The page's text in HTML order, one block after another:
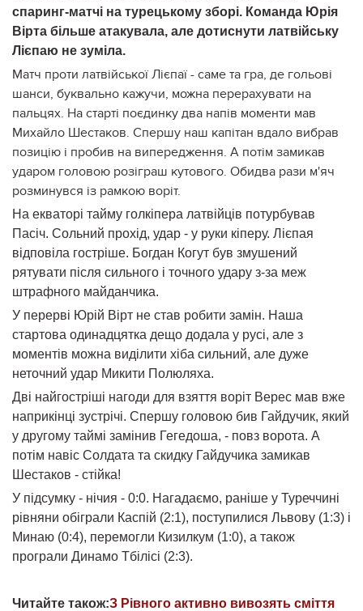
спаринг-матчі на турецькому зборі. Команда Юрія
Вірта більше атакувала, але дотиснути латвійську
Лієпаю не зуміла.
Матч проти латвійської Лієпаї - саме та гра, де гольові
шанси, буквально кажучи, можна перерахувати на
пальцях. На старті поєдинку два напів моменти мав
Михайло Шестаков. Спершу наш капітан вдало вибрав
позицію і пробив на випередження. А потім замикав
ударом головою розіграш кутового. Обидва рази м'яч
розминувся із рамкою воріт.
На екваторі тайму голкіпера латвійців потурбував
Пасіч. Сольний прохід, удар - у руки кіперу. Лієпая
відповіла гостріше. Богдан Когут був змушений
рятувати після сильного і точного удару з-за меж
штрафного майданчика.
У перерві Юрій Вірт не став робити замін. Наша
стартова одинадцятка дещо додала у русі, але з
моментів можна виділити хіба сильний, але дуже
неточний удар Микити Полюляха.
Дві найгостріші нагоди для взяття воріт Верес мав вже
наприкінці зустрічі. Спершу головою бив Гайдучик, який
у другому таймі замінив Гегедоша, - повз ворота. А
потім навіс Солдата та скидку Гайдучика замикав
Шестаков - стійка!
У підсумку - нічия - 0:0. Нагадаємо, раніше у Туреччині
рівняни обіграли Каспій (2:1), поступилися Львову (1:3) і
Минаю (0:4), перемогли Кизилкум (1:0), а також
програли Динамо Тбілісі (2:3).
Читайте також:З Рівного активно вивозять сміття